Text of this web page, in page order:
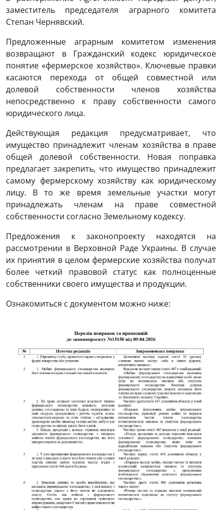
заместитель председателя аграрного комитета
Степан Чернявский.
Предложенные аграрным комитетом изменения
возвращают в Гражданский кодекс юридическое
понятие «фермерское хозяйство». Ключевые правки
касаются перехода от общей совместной или
долевой собственности членов хозяйства
непосредственно к праву собственности самого
юридического лица.
Действующая редакция предусматривает, что
имущество принадлежит членам хозяйства в праве
общей долевой собственности. Новая поправка
предлагает закрепить, что имущество принадлежит
самому фермерскому хозяйству как юридическому
лицу. В то же время земельные участки могут
принадлежать членам на праве совместной
собственности согласно Земельному кодексу.
Предложения к законопроекту находятся на
рассмотрении в Верховной Раде Украины. В случае
их принятия в целом фермерские хозяйства получат
более четкий правовой статус как полноценные
собственники своего имущества и продукции.
Ознакомиться с документом можно ниже: